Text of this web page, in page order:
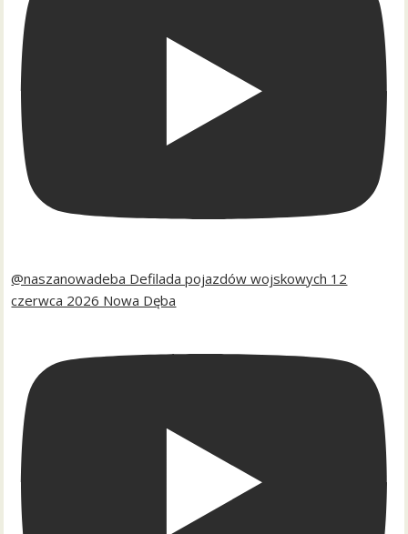
@naszanowadeba Defilada pojazdów wojskowych 12
czerwca 2026 Nowa Dęba